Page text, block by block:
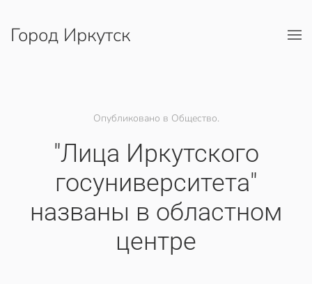
Перейти к содержимому
Город Иркутск
Опубликовано в Общество.
"Лица Иркутского
госуниверситета"
названы в областном
центре